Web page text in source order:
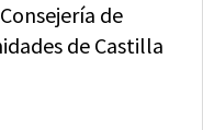
de
de Castilla